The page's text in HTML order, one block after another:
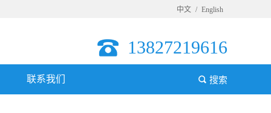
中文 / English
13827219616
搜索
联系我们